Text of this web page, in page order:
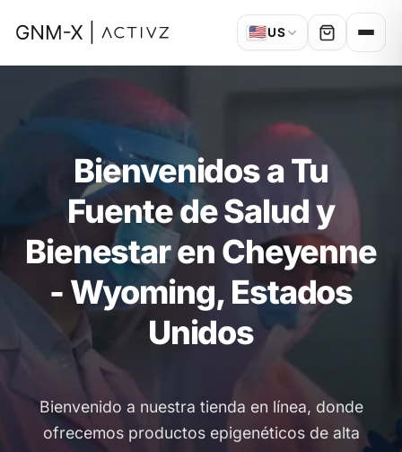
🇺🇸US
Bienvenidos a Tu
Fuente de Salud y
Bienestar en Cheyenne
- Wyoming, Estados
Unidos
Bienvenido a nuestra tienda en línea, donde
ofrecemos productos epigenéticos de alta